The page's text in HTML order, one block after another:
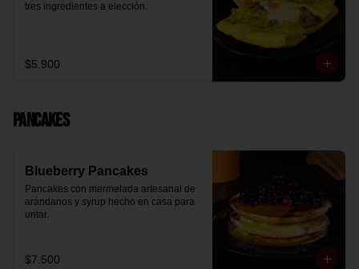
tres ingredientes a elección.
$5.900
Pancakes
Blueberry Pancakes
Pancakes con mermelada artesanal de
arándanos y syrup hecho en casa para
untar.
$7.500